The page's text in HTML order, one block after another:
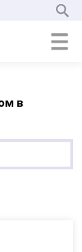
в